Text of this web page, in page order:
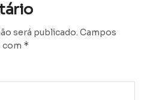
será publicado. Campos
com *